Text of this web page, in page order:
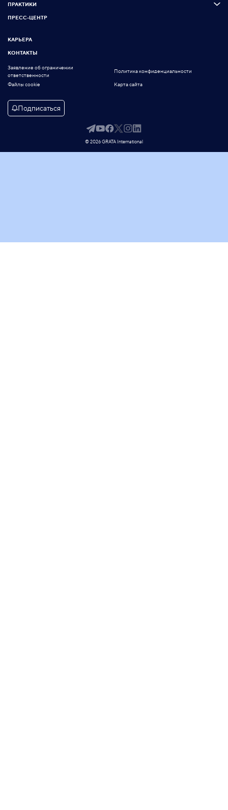
ПРАКТИКИ
ПРЕСС-ЦЕНТР
КАРЬЕРА
КОНТАКТЫ
Заявление об ограничении
ответственности
Политика конфиденциальности
Файлы cookie Карта сайта
Подписаться
© 2026 GRATA International